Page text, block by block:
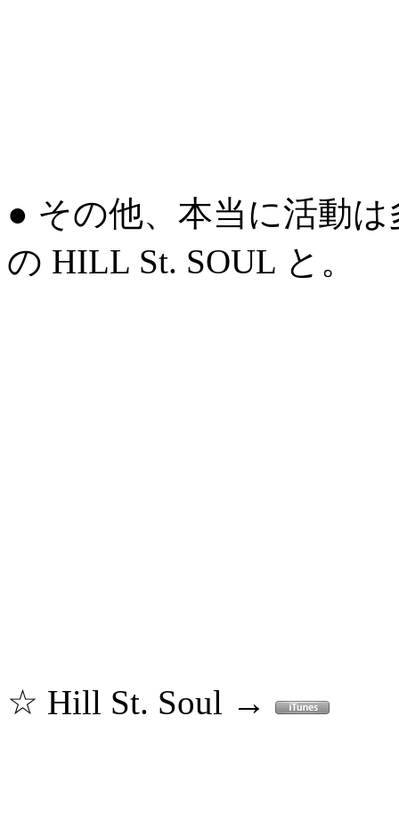
● その他、本当に活動
の HILL St. SOUL と。
☆ Hill St. Soul →